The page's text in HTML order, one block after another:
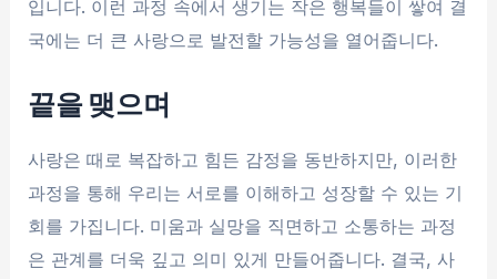
입니다. 이런 과정 속에서 생기는 작은 행복들이 쌓여 결
국에는 더 큰 사랑으로 발전할 가능성을 열어줍니다.
끝을 맺으며
사랑은 때로 복잡하고 힘든 감정을 동반하지만, 이러한
과정을 통해 우리는 서로를 이해하고 성장할 수 있는 기
회를 가집니다. 미움과 실망을 직면하고 소통하는 과정
은 관계를 더욱 깊고 의미 있게 만들어줍니다. 결국, 사